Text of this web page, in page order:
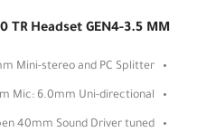
TR Headset GEN4-3.5 MM
Mini-stereo and PC Splitter
Mic: 6.0mm Uni-directional
40mm Sound Driver tuned